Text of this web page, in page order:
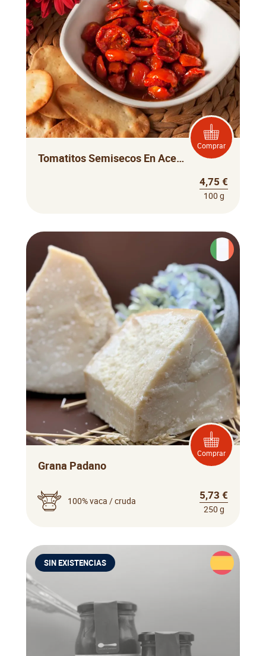
Comprar
Tomatitos Semisecos En Aceite De Oliva
4,75 €
100 g
Comprar
Grana Padano
100% vaca / cruda 5,73 €
250 g
SIN EXISTENCIAS